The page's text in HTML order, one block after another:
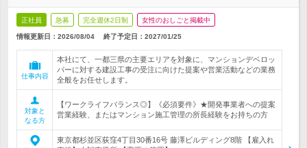
正社員 急募 完全週休2日制 女性のおしごと掲載中
情報更新日：2026/08/04 終了予定日： 2027/01/25
仕事内容
本社にて、一都三県の主要エリアを対象に、マンションデベロッ
パーに対する建設工事の受注に向けた提案や営業活動などの業務
全般をお任せします。
対象と
なる方
【ワークライフバランス◎】《必須要件》★開発事業者への提案
営業経験、またはマンション施工管理の所長経験をお持ちの方
東京都杉並区荻窪4丁目30番16号 藤澤ビルディング8階 【雇入れ